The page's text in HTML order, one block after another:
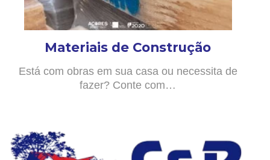
Materiais de Construção
Está com obras em sua casa ou necessita de
fazer? Conte com…